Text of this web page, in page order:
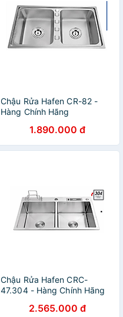
Chậu Rửa Hafen CR-82 -
Hàng Chính Hãng
1.890.000 đ
Chậu Rửa Hafen CRC-
47.304 - Hàng Chính Hãng
2.565.000 đ